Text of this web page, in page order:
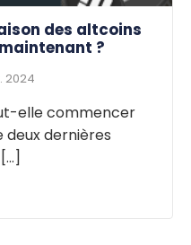
des altcoins
?
2024
elle commencer
deux dernières